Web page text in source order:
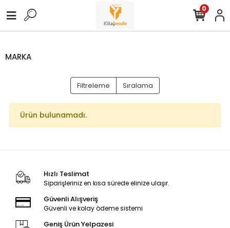
0
MARKA
Filtreleme Sıralama
Ürün bulunamadı.
Hızlı Teslimat
Siparişleriniz en kısa sürede elinize ulaşır.
Güvenli Alışveriş
Güvenli ve kolay ödeme sistemi
Geniş Ürün Yelpazesi